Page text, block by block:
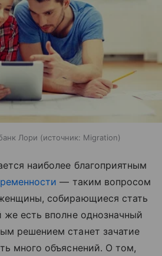
Лори источник: Migration
наиболее благоприятным
— таким вопросом
собирающиеся стать
есть вполне однозначный
решением станет зачатие
много объяснений. О том,